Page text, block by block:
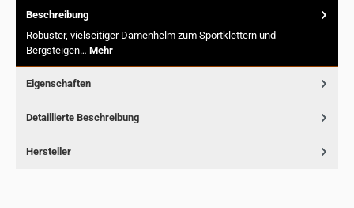
Beschreibung
Robuster, vielseitiger Damenhelm zum Sportklettern und
Bergsteigen… Mehr
Eigenschaften
Detaillierte Beschreibung
Hersteller